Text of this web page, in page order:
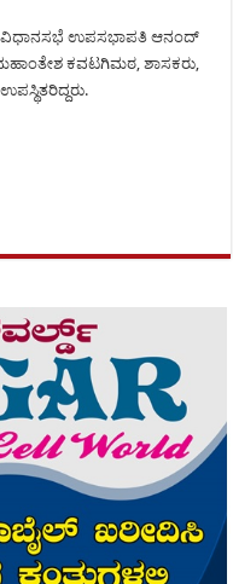
ವಿಧಾನಸಭೆ ಉಪಸಭಾಪತಿ ಆನಂದ್
ಕವಟಗಿಮಠ, ಶಾಸಕರು,